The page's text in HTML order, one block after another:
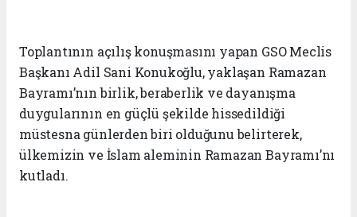
Toplantının açılış konuşmasını yapan GSO Meclis
Başkanı Adil Sani Konukoğlu, yaklaşan Ramazan
Bayramı’nın birlik, beraberlik ve dayanışma
duygularının en güçlü şekilde hissedildiği
müstesna günlerden biri olduğunu belirterek,
ülkemizin ve İslam aleminin Ramazan Bayramı’nı
kutladı.